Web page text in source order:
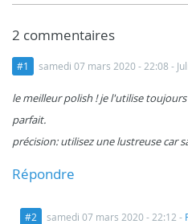
2 commentaires
#1 samedi 07 mars 2020 - 22:08 -
le meilleur polish ! je l'utilise
parfait.
précision: utilisez une lustreuse car
Répondre
#2 samedi 07 mars 2020 - 22:12 -